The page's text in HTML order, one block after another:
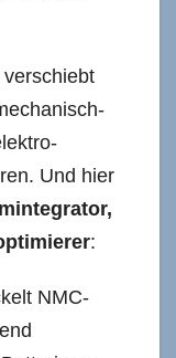
Und hier
:
NMC-